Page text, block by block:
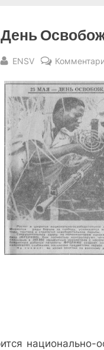
By
ENSV
национально-